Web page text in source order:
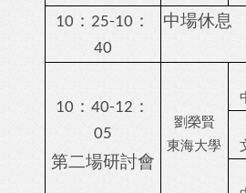
10 ： 25-10 ：
40
中場休息
10 ： 40-12 ：
05
第二場研討會
劉榮賢
東海大學